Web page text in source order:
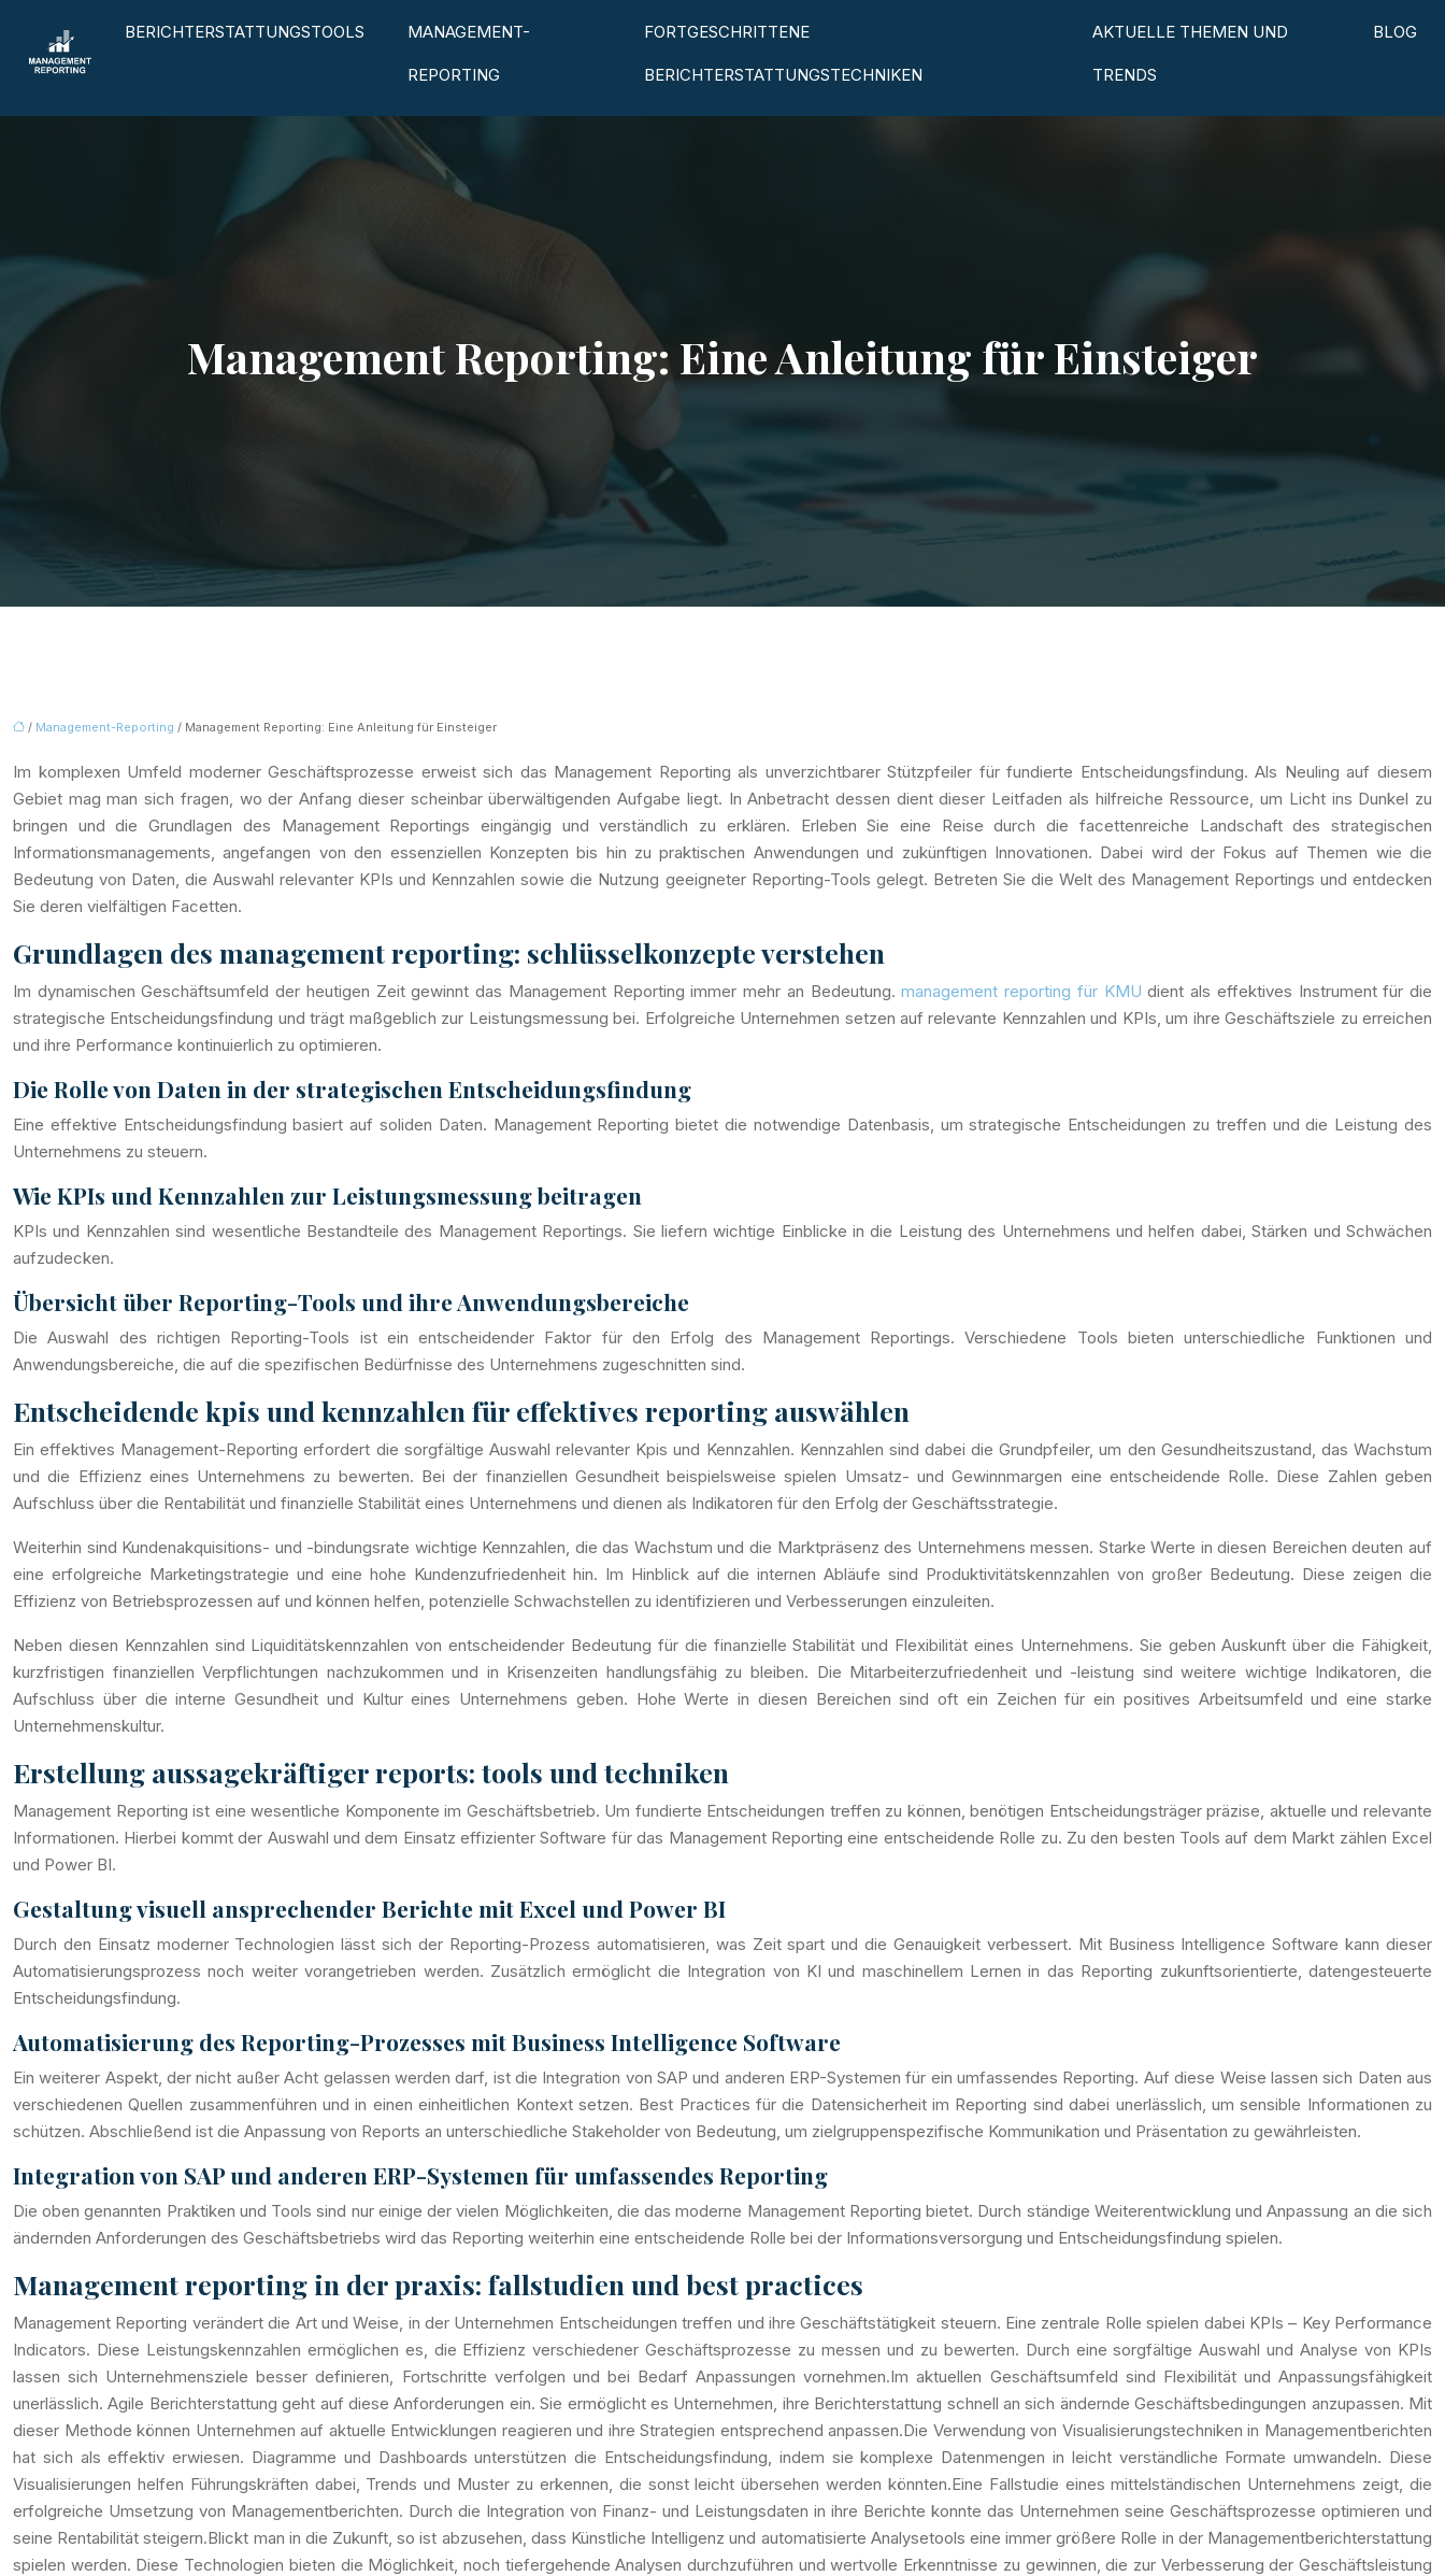
BERICHTERSTATTUNGSTOOLS MANAGEMENT-
REPORTING
FORTGESCHRITTENE
BERICHTERSTATTUNGSTECHNIKEN
AKTUELLE THEMEN UND
TRENDS
BLOG
Management Reporting: Eine Anleitung für Einsteiger
/ Management-Reporting / Management Reporting: Eine Anleitung für Einsteiger
Im komplexen Umfeld moderner Geschäftsprozesse erweist sich das Management Reporting als unverzichtbarer Stützpfeiler für fundierte Entscheidungsfindung. Als Neuling auf diesem
Gebiet mag man sich fragen, wo der Anfang dieser scheinbar überwältigenden Aufgabe liegt. In Anbetracht dessen dient dieser Leitfaden als hilfreiche Ressource, um Licht ins Dunkel zu
bringen und die Grundlagen des Management Reportings eingängig und verständlich zu erklären. Erleben Sie eine Reise durch die facettenreiche Landschaft des strategischen
Informationsmanagements, angefangen von den essenziellen Konzepten bis hin zu praktischen Anwendungen und zukünftigen Innovationen. Dabei wird der Fokus auf Themen wie die
Bedeutung von Daten, die Auswahl relevanter KPIs und Kennzahlen sowie die Nutzung geeigneter Reporting-Tools gelegt. Betreten Sie die Welt des Management Reportings und entdecken
Sie deren vielfältigen Facetten.
Grundlagen des management reporting: schlüsselkonzepte verstehen
Im dynamischen Geschäftsumfeld der heutigen Zeit gewinnt das Management Reporting immer mehr an Bedeutung.management reporting für KMU dient als effektives Instrument für die
strategische Entscheidungsfindung und trägt maßgeblich zur Leistungsmessung bei. Erfolgreiche Unternehmen setzen auf relevante Kennzahlen und KPIs, um ihre Geschäftsziele zu erreichen
und ihre Performance kontinuierlich zu optimieren.
Die Rolle von Daten in der strategischen Entscheidungsfindung
Eine effektive Entscheidungsfindung basiert auf soliden Daten. Management Reporting bietet die notwendige Datenbasis, um strategische Entscheidungen zu treffen und die Leistung des
Unternehmens zu steuern.
Wie KPIs und Kennzahlen zur Leistungsmessung beitragen
KPIs und Kennzahlen sind wesentliche Bestandteile des Management Reportings. Sie liefern wichtige Einblicke in die Leistung des Unternehmens und helfen dabei, Stärken und Schwächen
aufzudecken.
Übersicht über Reporting-Tools und ihre Anwendungsbereiche
Die Auswahl des richtigen Reporting-Tools ist ein entscheidender Faktor für den Erfolg des Management Reportings. Verschiedene Tools bieten unterschiedliche Funktionen und
Anwendungsbereiche, die auf die spezifischen Bedürfnisse des Unternehmens zugeschnitten sind.
Entscheidende kpis und kennzahlen für effektives reporting auswählen
Ein effektives Management-Reporting erfordert die sorgfältige Auswahl relevanter Kpis und Kennzahlen. Kennzahlen sind dabei die Grundpfeiler, um den Gesundheitszustand, das Wachstum
und die Effizienz eines Unternehmens zu bewerten. Bei der finanziellen Gesundheit beispielsweise spielen Umsatz- und Gewinnmargen eine entscheidende Rolle. Diese Zahlen geben
Aufschluss über die Rentabilität und finanzielle Stabilität eines Unternehmens und dienen als Indikatoren für den Erfolg der Geschäftsstrategie.
Weiterhin sind Kundenakquisitions- und -bindungsrate wichtige Kennzahlen, die das Wachstum und die Marktpräsenz des Unternehmens messen. Starke Werte in diesen Bereichen deuten auf
eine erfolgreiche Marketingstrategie und eine hohe Kundenzufriedenheit hin. Im Hinblick auf die internen Abläufe sind Produktivitätskennzahlen von großer Bedeutung. Diese zeigen die
Effizienz von Betriebsprozessen auf und können helfen, potenzielle Schwachstellen zu identifizieren und Verbesserungen einzuleiten.
Neben diesen Kennzahlen sind Liquiditätskennzahlen von entscheidender Bedeutung für die finanzielle Stabilität und Flexibilität eines Unternehmens. Sie geben Auskunft über die Fähigkeit,
kurzfristigen finanziellen Verpflichtungen nachzukommen und in Krisenzeiten handlungsfähig zu bleiben. Die Mitarbeiterzufriedenheit und -leistung sind weitere wichtige Indikatoren, die
Aufschluss über die interne Gesundheit und Kultur eines Unternehmens geben. Hohe Werte in diesen Bereichen sind oft ein Zeichen für ein positives Arbeitsumfeld und eine starke
Unternehmenskultur.
Erstellung aussagekräftiger reports: tools und techniken
Management Reporting ist eine wesentliche Komponente im Geschäftsbetrieb. Um fundierte Entscheidungen treffen zu können, benötigen Entscheidungsträger präzise, aktuelle und relevante
Informationen. Hierbei kommt der Auswahl und dem Einsatz effizienter Software für das Management Reporting eine entscheidende Rolle zu. Zu den besten Tools auf dem Markt zählen Excel
und Power BI.
Gestaltung visuell ansprechender Berichte mit Excel und Power BI
Durch den Einsatz moderner Technologien lässt sich der Reporting-Prozess automatisieren, was Zeit spart und die Genauigkeit verbessert. Mit Business Intelligence Software kann dieser
Automatisierungsprozess noch weiter vorangetrieben werden. Zusätzlich ermöglicht die Integration von KI und maschinellem Lernen in das Reporting zukunftsorientierte, datengesteuerte
Entscheidungsfindung.
Automatisierung des Reporting-Prozesses mit Business Intelligence Software
Ein weiterer Aspekt, der nicht außer Acht gelassen werden darf, ist die Integration von SAP und anderen ERP-Systemen für ein umfassendes Reporting. Auf diese Weise lassen sich Daten aus
verschiedenen Quellen zusammenführen und in einen einheitlichen Kontext setzen. Best Practices für die Datensicherheit im Reporting sind dabei unerlässlich, um sensible Informationen zu
schützen. Abschließend ist die Anpassung von Reports an unterschiedliche Stakeholder von Bedeutung, um zielgruppenspezifische Kommunikation und Präsentation zu gewährleisten.
Integration von SAP und anderen ERP-Systemen für umfassendes Reporting
Die oben genannten Praktiken und Tools sind nur einige der vielen Möglichkeiten, die das moderne Management Reporting bietet. Durch ständige Weiterentwicklung und Anpassung an die sich
ändernden Anforderungen des Geschäftsbetriebs wird das Reporting weiterhin eine entscheidende Rolle bei der Informationsversorgung und Entscheidungsfindung spielen.
Management reporting in der praxis: fallstudien und best practices
Management Reporting verändert die Art und Weise, in der Unternehmen Entscheidungen treffen und ihre Geschäftstätigkeit steuern. Eine zentrale Rolle spielen dabei KPIs – Key Performance
Indicators. Diese Leistungskennzahlen ermöglichen es, die Effizienz verschiedener Geschäftsprozesse zu messen und zu bewerten. Durch eine sorgfältige Auswahl und Analyse von KPIs
lassen sich Unternehmensziele besser definieren, Fortschritte verfolgen und bei Bedarf Anpassungen vornehmen.Im aktuellen Geschäftsumfeld sind Flexibilität und Anpassungsfähigkeit
unerlässlich. Agile Berichterstattung geht auf diese Anforderungen ein. Sie ermöglicht es Unternehmen, ihre Berichterstattung schnell an sich ändernde Geschäftsbedingungen anzupassen. Mit
dieser Methode können Unternehmen auf aktuelle Entwicklungen reagieren und ihre Strategien entsprechend anpassen.Die Verwendung von Visualisierungstechniken in Managementberichten
hat sich als effektiv erwiesen. Diagramme und Dashboards unterstützen die Entscheidungsfindung, indem sie komplexe Datenmengen in leicht verständliche Formate umwandeln. Diese
Visualisierungen helfen Führungskräften dabei, Trends und Muster zu erkennen, die sonst leicht übersehen werden könnten.Eine Fallstudie eines mittelständischen Unternehmens zeigt, die
erfolgreiche Umsetzung von Managementberichten. Durch die Integration von Finanz- und Leistungsdaten in ihre Berichte konnte das Unternehmen seine Geschäftsprozesse optimieren und
seine Rentabilität steigern.Blickt man in die Zukunft, so ist abzusehen, dass Künstliche Intelligenz und automatisierte Analysetools eine immer größere Rolle in der Managementberichterstattung
spielen werden. Diese Technologien bieten die Möglichkeit, noch tiefergehende Analysen durchzuführen und wertvolle Erkenntnisse zu gewinnen, die zur Verbesserung der Geschäftsleistung